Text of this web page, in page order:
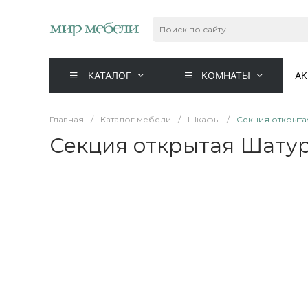
КАТАЛОГ КОМНАТЫ
Главная / Каталог мебели / Шкафы / Секция
Секция открытая